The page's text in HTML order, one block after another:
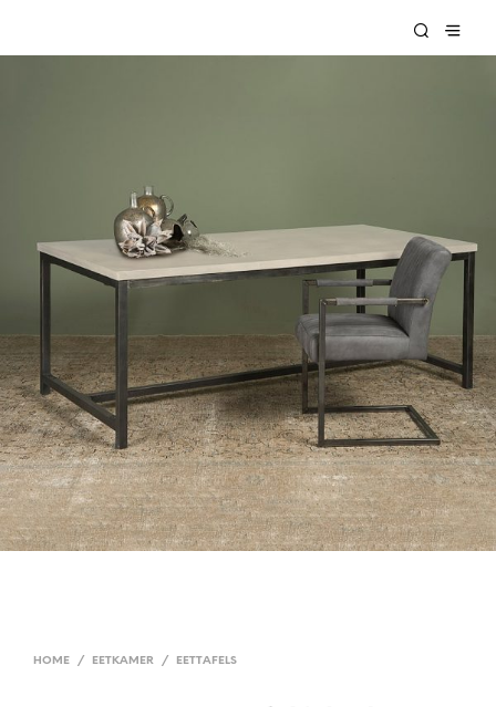
HOME / EETKAMER / EETTAFELS